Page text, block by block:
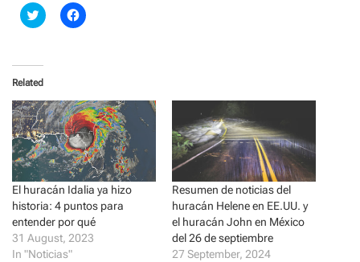
C
l
t
o
s
a
r
e
o
n
T
w
i
t
t
e
r
O
p
C
l
a
r
e
o
n
F
a
c
e
b
o
o
k
(
Related
El huracán Idalia ya hizo
historia: 4 puntos para
entender por qué
31 August, 2023
In "Noticias"
Resumen de noticias del
huracán Helene en EE.UU. y
el huracán John en México
del 26 de septiembre
27 September, 2024